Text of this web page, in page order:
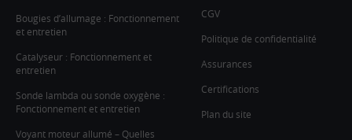
Bougies d’allumage : Fonctionnement
et entretien
Catalyseur : Fonctionnement et
entretien
Sonde lambda ou sonde oxygène :
Fonctionnement et entretien
Voyant moteur allumé – Quelles
CGV
Politique de confidentialité
Assurances
Certifications
Plan du site